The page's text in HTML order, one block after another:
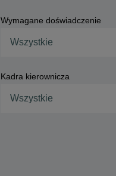
Wymagane doświadczenie
Wszystkie
Kadra kierownicza
Wszystkie